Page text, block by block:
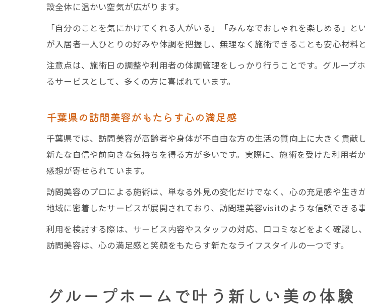
設全体に温かい空気が広がります。
「自分のことを気にかけてくれる人がいる」「みんなでおしゃれを楽しめる」
が入居者一人ひとりの好みや体調を把握し、無理なく施術できることも安心材料と
注意点は、施術日の調整や利用者の体調管理をしっかり行うことです。グルー
るサービスとして、多くの方に喜ばれています。
千葉県の訪問美容がもたらす心の満足感
千葉県では、訪問美容が高齢者や身体が不自由な方の生活の質向上に大きく貢献
新たな自信や前向きな気持ちを得る方が多いです。実際に、施術を受けた利用
感想が寄せられています。
訪問美容のプロによる施術は、単なる外見の変化だけでなく、心の充足感や生き
地域に密着したサービスが展開されており、訪問理美容visitのような信頼できる
利用を検討する際は、サービス内容やスタッフの対応、口コミなどをよく確認
訪問美容は、心の満足感と笑顔をもたらす新たなライフスタイルの一つです。
グループホームで叶う新しい美の体験